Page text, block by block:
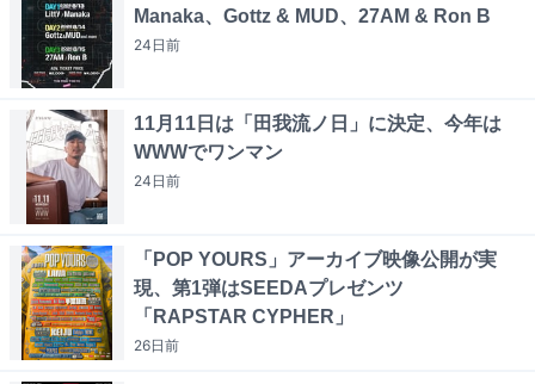
Manaka、Gottz & MUD、27AM & Ron B
24日前
11月11日は「田我流ノ日」に決定、今年は
WWWでワンマン
24日前
「POP YOURS」アーカイブ映像公開が実
現、第1弾はSEEDAプレゼンツ
「RAPSTAR CYPHER」
26日前